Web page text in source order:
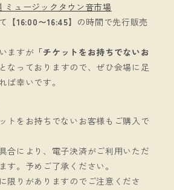
ュージックタウン音市場
【16:00〜16:45】 の時間で先行販売
ますが 「チケットをお持ちでないお
となっておりますので、ぜひ会場に足
ば幸いです。
トをお持ちでないお客様もご購入で
合により、電子決済がご利用いただ
す。予めご了承ください。
限りがありますのでご注意くださ